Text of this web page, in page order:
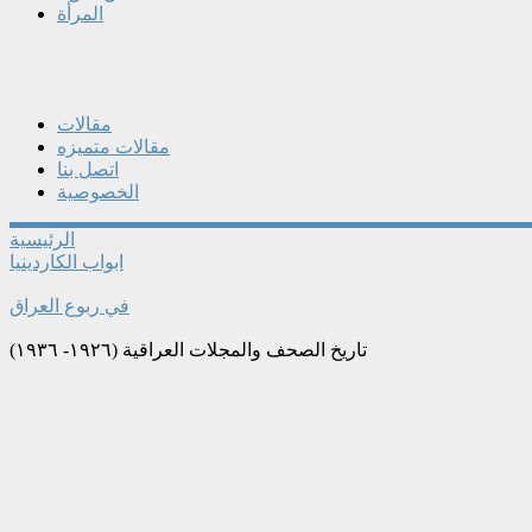
المرأة
مقالات
مقالات متميزه
اتصل بنا
الخصوصية
الرئيسية
ابواب الكاردينيا
في ربوع العراق
تاريخ الصحف والمجلات العراقية (١٩٢٦- ١٩٣٦)